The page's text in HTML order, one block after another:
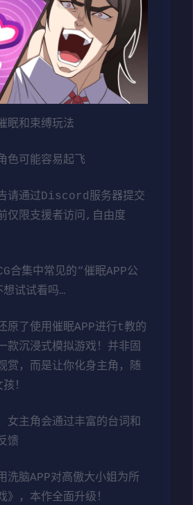
眠和束缚玩法
色可能容易起飞
请通过Discord服务器提交
仅限支援者访问,自由度
合集中常见的“催眠APP公
想试试看吗…
原了使用催眠APP进行t教的
款沉浸式模拟游戏！并非固
赏，而是让你化身主角，随
！
女主角会通过丰富的台词和
馈
洗脑APP对高傲大小姐为所
》，本作全面升级！